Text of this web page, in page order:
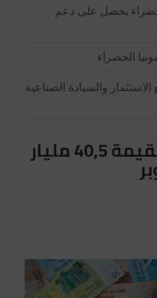
يحصل على دعم
الخضراء
تضع الاستثمار والسيادة الصناعية
المغرب: عجز مالي بقيمة 40,5 مليار